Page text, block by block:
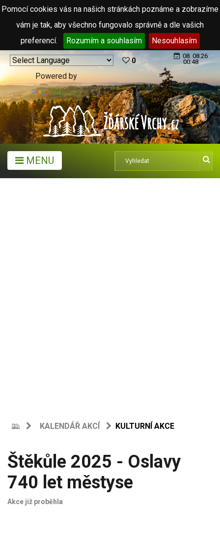
Pomocí cookies vás na našich stránkách poznáme a zobrazíme
vám je tak, aby všechno fungovalo správně a dle vašich
preferencí.
Rozumím a souhlasím Nesouhlasím
Powered by
Translate
0
08. 08.26
00:48
MENU
KALENDÁŘ AKCÍ KULTURNÍ AKCE
Štěkůle 2025 - Oslavy
740 let městyse
Akce již proběhla